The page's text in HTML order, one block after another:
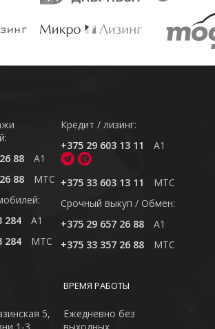
88
A1
88
MTC
284
A1
284
MTC
Кредит / лизинг:
+375 29 603 13 11
A1
+375 33 603 13 11
MTC
Cрочный выкуп / Обмен:
+375 29 657 26 88
A1
+375 33 357 26 88
MTC
ВРЕМЯ РАБОТЫ
Ежедневно без
5,